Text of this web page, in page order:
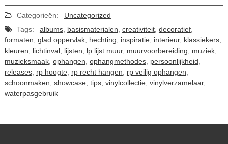
Categorieën:
Uncategorized
Tags:
albums, basismaterialen creativiteit, decoratief,
formaten glad oppervlak, hechting inspiratie, interieur, klassiekers,
kleuren
lichtinval, lijsten lp lijst muur, muurvoorbereiding muziek,
muzieksmaak, ophangen ophangmethodes, persoonlijkheid
releases, rp hoogte, rp recht hangen rp veilig ophangen
schoonmaken showcase, tips, vinylcollectie, vinylverzamelaar,
waterpasgebruik